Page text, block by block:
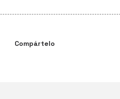
Compártelo